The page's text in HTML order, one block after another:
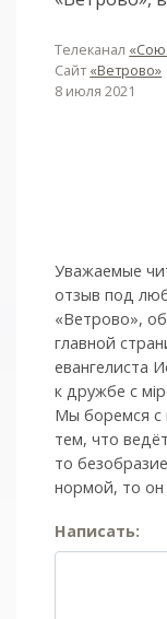
Телеканал
Сайт«Ветрово»
8 июля 2021
Уважаемые
отзыв под
«Ветрово»,
главной
евангелиста
к дружбе с
Мы боремся с
тем, что
то
нормой, то
Написать: